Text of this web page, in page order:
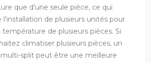
que d’une seule pièce, ce qui
l’installation de plusieurs unités pour
température de plusieurs pièces. Si
climatiser plusieurs pièces, un
split peut être une meilleure